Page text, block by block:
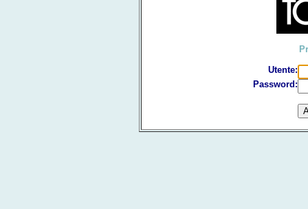
Utente:
Password: